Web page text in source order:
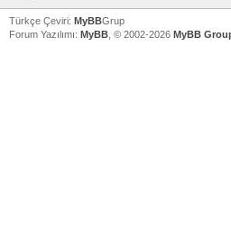
Türkçe Çeviri: MyBBGrup
Forum Yazılımı: MyBB , © 2002-2026 MyBB